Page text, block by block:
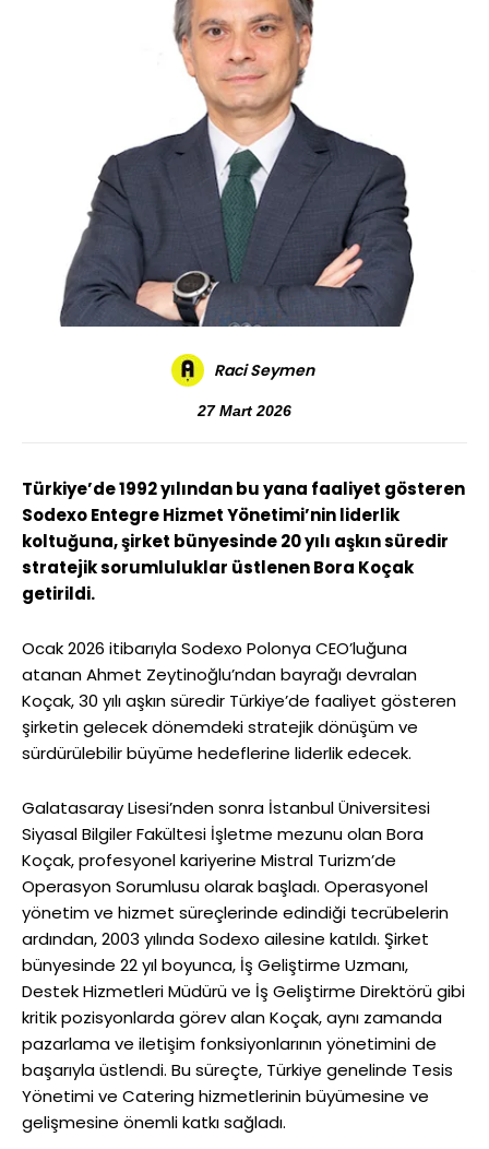
Raci Seymen
27 Mart 2026
Türkiye’de 1992 yılından bu yana faaliyet gösteren
Sodexo Entegre Hizmet Yönetimi’nin liderlik
koltuğuna, şirket bünyesinde 20 yılı aşkın süredir
stratejik sorumluluklar üstlenen Bora Koçak
getirildi.
Ocak 2026 itibarıyla Sodexo Polonya CEO’luğuna
atanan Ahmet Zeytinoğlu’ndan bayrağı devralan
Koçak, 30 yılı aşkın süredir Türkiye’de faaliyet gösteren
şirketin gelecek dönemdeki stratejik dönüşüm ve
sürdürülebilir büyüme hedeflerine liderlik edecek.
Galatasaray Lisesi’nden sonra İstanbul Üniversitesi
Siyasal Bilgiler Fakültesi İşletme mezunu olan Bora
Koçak, profesyonel kariyerine Mistral Turizm’de
Operasyon Sorumlusu olarak başladı. Operasyonel
yönetim ve hizmet süreçlerinde edindiği tecrübelerin
ardından, 2003 yılında Sodexo ailesine katıldı. Şirket
bünyesinde 22 yıl boyunca, İş Geliştirme Uzmanı,
Destek Hizmetleri Müdürü ve İş Geliştirme Direktörü gibi
kritik pozisyonlarda görev alan Koçak, aynı zamanda
pazarlama ve iletişim fonksiyonlarının yönetimini de
başarıyla üstlendi. Bu süreçte, Türkiye genelinde Tesis
Yönetimi ve Catering hizmetlerinin büyümesine ve
gelişmesine önemli katkı sağladı.